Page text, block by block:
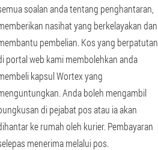
soalan anda tentang penghantaran,
nasihat yang berkelayakan dan
pembelian. Kos yang berpatutan
portal web kami membolehkan anda
kapsul Wortex yang
Anda boleh mengambil
di pejabat pos atau ia akan
ke rumah oleh kurier. Pembayaran
menerima melalui pos.